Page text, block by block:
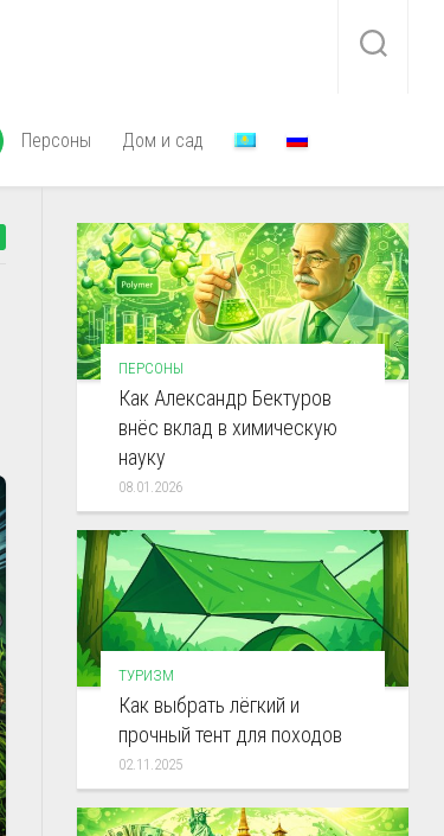
Персоны Дом и сад
ПЕРСОНЫ
Как Александр Бектуров
внёс вклад в химическую
науку
08.01.2026
ТУРИЗМ
Как выбрать лёгкий и
прочный тент для походов
02.11.2025